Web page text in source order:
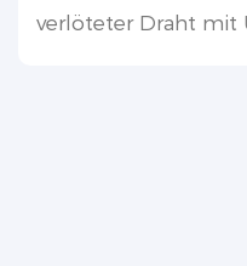
verlöteter Draht mit